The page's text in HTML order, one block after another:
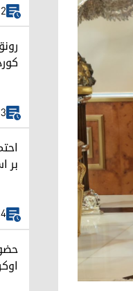
2 ساعت پیش
3 ساعت پیش
بر
4 ساعت پیش